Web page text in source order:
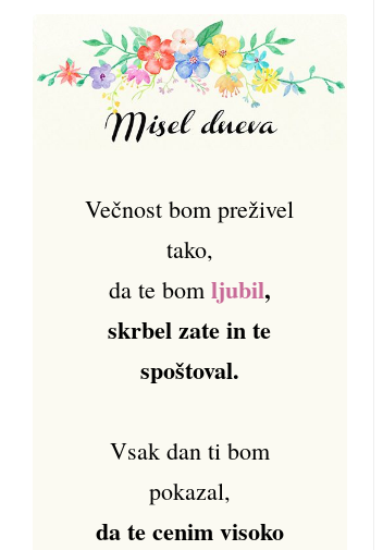
Večnost bom preživel
tako,
da te bom ljubil,
skrbel zate in te
spoštoval.
Vsak dan ti bom
pokazal,
da te cenim visoko